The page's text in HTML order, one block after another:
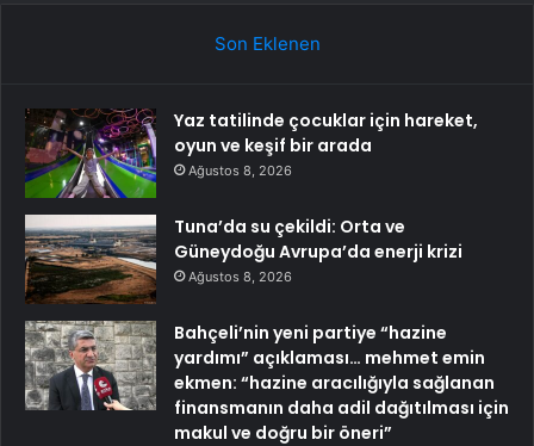
Son Eklenen
Yaz tatilinde çocuklar için hareket,
oyun ve keşif bir arada
Ağustos 8, 2026
Tuna’da su çekildi: Orta ve
Güneydoğu Avrupa’da enerji krizi
Ağustos 8, 2026
Bahçeli’nin yeni partiye “hazine
yardımı” açıklaması… mehmet emin
ekmen: “hazine aracılığıyla sağlanan
finansmanın daha adil dağıtılması için
makul ve doğru bir öneri”